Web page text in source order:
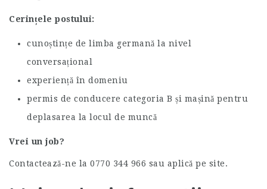
Cerințele postului:
cunoștințe de limba germană la nivel
conversațional
experiență în domeniu
permis de conducere categoria B și mașină pentru
deplasarea la locul de muncă
Vrei un job?
Contactează-ne la 0770 344 966 sau aplică pe site.